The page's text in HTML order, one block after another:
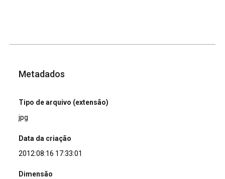
Metadados
Tipo de arquivo (extensão)
jpg
Data da criação
2012:08:16 17:33:01
Dimensão